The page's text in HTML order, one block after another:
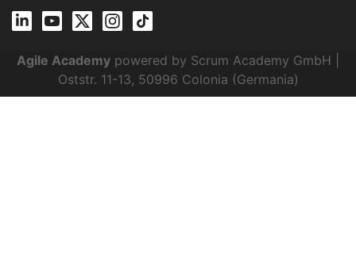
Agile Academy powered by Scrum Academy GmbH |
Oststr. 11-13, 50996 Colonia (Germania)